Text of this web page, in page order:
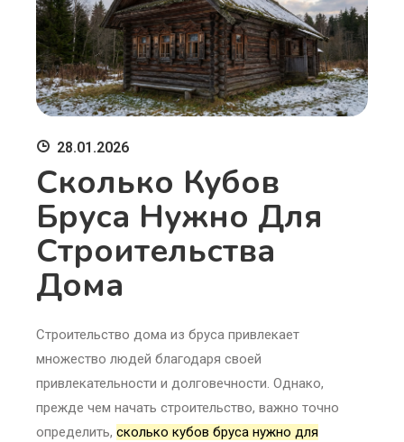
28.01.2026
Сколько Кубов
Бруса Нужно Для
Строительства
Дома
Строительство дома из бруса привлекает
множество людей благодаря своей
привлекательности и долговечности. Однако,
прежде чем начать строительство, важно точно
определить, сколько кубов бруса нужно для